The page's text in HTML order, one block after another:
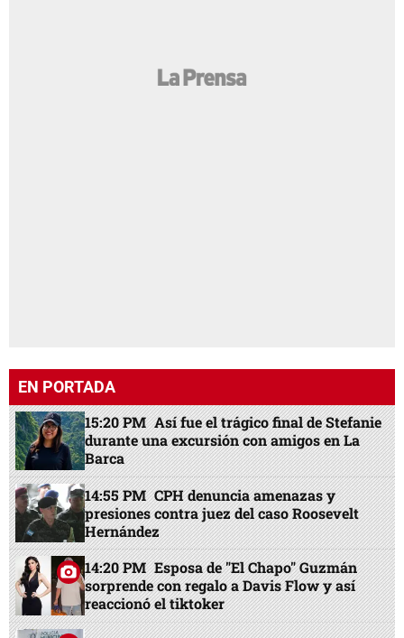
EN PORTADA
15:20 PM Así fue el trágico final de Stefanie
durante una excursión con amigos en La
Barca
14:55 PM CPH denuncia amenazas y
presiones contra juez del caso Roosevelt
Hernández
14:20 PM Esposa de "El Chapo" Guzmán
sorprende con regalo a Davis Flow y así
reaccionó el tiktoker